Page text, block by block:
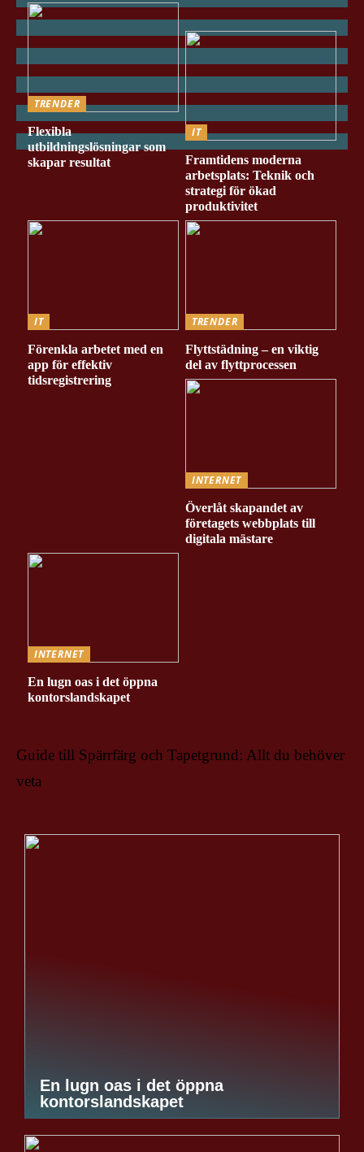
TRENDER
Flexibla
utbildningslösningar som
skapar resultat
IT
Framtidens moderna
arbetsplats: Teknik och
strategi för ökad
produktivitet
IT
Förenkla arbetet med en
app för effektiv
tidsregistrering
TRENDER
Flyttstädning – en viktig
del av flyttprocessen
INTERNET
Överlåt skapandet av
företagets webbplats till
digitala mästare
INTERNET
En lugn oas i det öppna
kontorslandskapet
Guide till Spärrfärg och Tapetgrund: Allt du behöver
veta
En lugn oas i det öppna
kontorslandskapet